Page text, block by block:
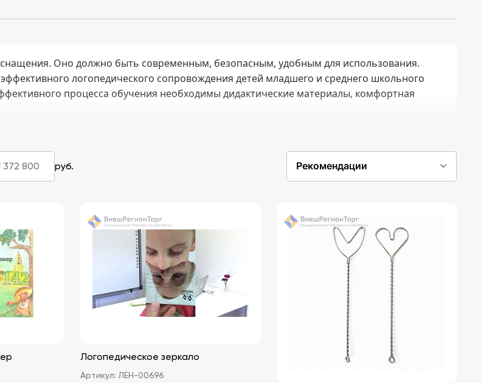
Оно должно быть современным, безопасным, удобным для использования.
логопедического сопровождения детей младшего и среднего школьного
процесса обучения необходимы дидактические материалы, комфортная
руб. Рекомендации
Логопедическое зеркало
Артикул: ЛЕН-00696